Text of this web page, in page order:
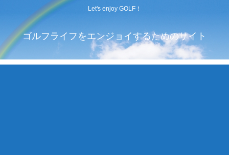
Let's enjoy GOLF！
ゴルフライフをエンジョイするためのサイト